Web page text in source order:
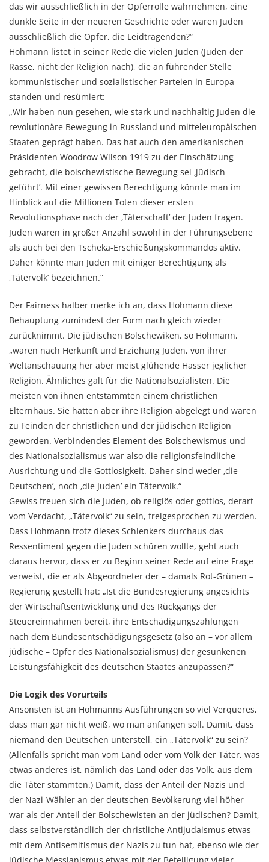
das wir ausschließlich in der Opferrolle wahrnehmen, eine
dunkle Seite in der neueren Geschichte oder waren Juden
ausschließlich die Opfer, die Leidtragenden?“
Hohmann listet in seiner Rede die vielen Juden (Juden der
Rasse, nicht der Religion nach), die an führender Stelle
kommunistischer und sozialistischer Parteien in Europa
standen und resümiert:
„Wir haben nun gesehen, wie stark und nachhaltig Juden die
revolutionäre Bewegung in Russland und mitteleuropäischen
Staaten geprägt haben. Das hat auch den amerikanischen
Präsidenten Woodrow Wilson 1919 zu der Einschätzung
gebracht, die bolschewistische Bewegung sei ‚jüdisch
geführt’. Mit einer gewissen Berechtigung könnte man im
Hinblick auf die Millionen Toten dieser ersten
Revolutionsphase nach der ‚Täterschaft’ der Juden fragen.
Juden waren in großer Anzahl sowohl in der Führungsebene
als auch bei den Tscheka-Erschießungskommandos aktiv.
Daher könnte man Juden mit einiger Berechtigung als
‚Tätervolk’ bezeichnen.“
Der Fairness halber merke ich an, dass Hohmann diese
Behauptung zumindest der Form nach gleich wieder
zurücknimmt. Die jüdischen Bolschewiken, so Hohmann,
„waren nach Herkunft und Erziehung Juden, von ihrer
Weltanschauung her aber meist glühende Hasser jeglicher
Religion. Ähnliches galt für die Nationalsozialisten. Die
meisten von ihnen entstammten einem christlichen
Elternhaus. Sie hatten aber ihre Religion abgelegt und waren
zu Feinden der christlichen und der jüdischen Religion
geworden. Verbindendes Element des Bolschewismus und
des Nationalsozialismus war also die religionsfeindliche
Ausrichtung und die Gottlosigkeit. Daher sind weder ‚die
Deutschen’, noch ‚die Juden’ ein Tätervolk.“
Gewiss freuen sich die Juden, ob religiös oder gottlos, derart
vom Verdacht, „Tätervolk“ zu sein, freigesprochen zu werden.
Dass Hohmann trotz dieses Schlenkers durchaus das
Ressentiment gegen die Juden schüren wollte, geht auch
daraus hervor, dass er zu Beginn seiner Rede auf eine Frage
verweist, die er als Abgeordneter der – damals Rot-Grünen –
Regierung gestellt hat: „Ist die Bundesregierung angesichts
der Wirtschaftsentwicklung und des Rückgangs der
Steuereinnahmen bereit, ihre Entschädigungszahlungen
nach dem Bundesentschädigungsgesetz (also an – vor allem
jüdische – Opfer des Nationalsozialismus) der gesunkenen
Leistungsfähigkeit des deutschen Staates anzupassen?“
Die Logik des Vorurteils
Ansonsten ist an Hohmanns Ausführungen so viel Verqueres,
dass man gar nicht weiß, wo man anfangen soll. Damit, dass
niemand den Deutschen unterstell, ein „Tätervolk“ zu sein?
(Allenfalls spricht man vom Land oder vom Volk der Täter, was
etwas anderes ist, nämlich das Land oder das Volk, aus dem
die Täter stammten.) Damit, dass der Anteil der Nazis und
der Nazi-Wähler an der deutschen Bevölkerung viel höher
war als der Anteil der Bolschewisten an der jüdischen? Damit,
dass selbstverständlich der christliche Antijudaismus etwas
mit dem Antisemitismus der Nazis zu tun hat, ebenso wie der